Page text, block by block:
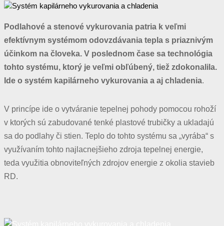
Podlahové a stenové vykurovania patria k veľmi
efektívnym systémom odovzdávania tepla s priaznivým
účinkom na človeka. V poslednom čase sa technológia
tohto systému, ktorý je veľmi obľúbený, tiež zdokonalila.
Ide o systém kapilárneho vykurovania a aj chladenia.
V princípe ide o vytváranie tepelnej pohody pomocou rohoží
v ktorých sú zabudované tenké plastové trubičky a ukladajú
sa do podlahy či stien. Teplo do tohto systému sa „vyrába“ s
využívaním tohto najlacnejšieho zdroja tepelnej energie,
teda využitia obnoviteľných zdrojov energie z okolia stavieb
RD.